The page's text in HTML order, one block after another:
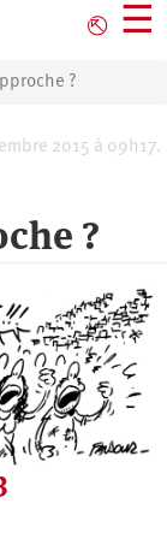
⎋ ☰
?
2015 à 09h17.
?